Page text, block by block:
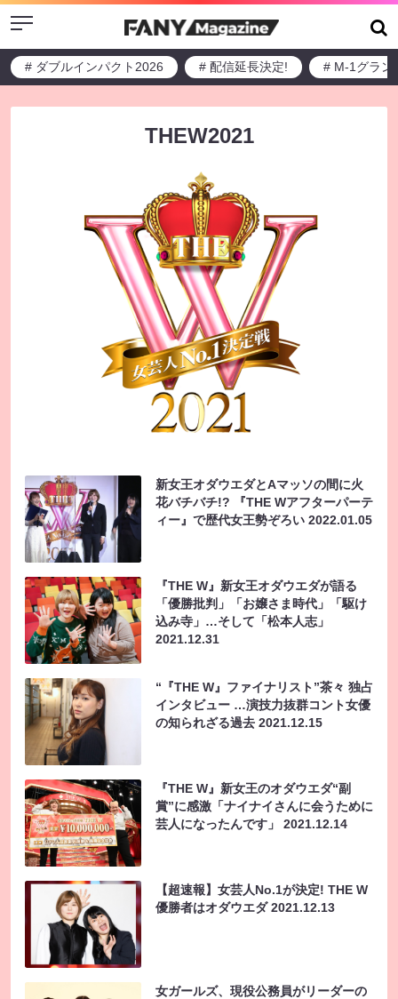
Menu
# ダブルインパクト2026 # 配信延長決定! # M-1グラン
THEW2021
新女王オダウエダとAマッソの間に火
花バチバチ!? 『THE Wアフターパーテ
ィー』で歴代女王勢ぞろい 2022.01.05
『THE W』新女王オダウエダが語る
「優勝批判」「お嬢さま時代」「駆け
込み寺」…そして「松本人志」
2021.12.31
“『THE W』ファイナリスト”茶々 独占
インタビュー …演技力抜群コント女優
の知られざる過去 2021.12.15
『THE W』新女王のオダウエダ“副
賞”に感激「ナイナイさんに会うために
芸人になったんです」 2021.12.14
【超速報】女芸人No.1が決定! THE W
優勝者はオダウエダ2021.12.13
女ガールズ、現役公務員がリーダーの